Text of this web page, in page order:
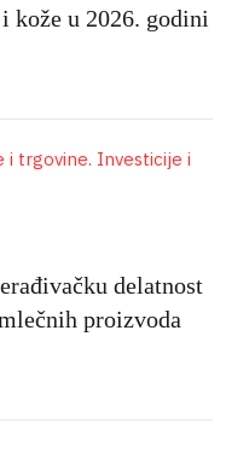
kože u 2026. godini
delatnost
proizvoda